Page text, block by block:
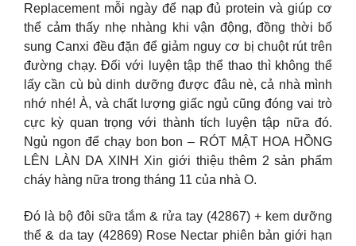
Replacement mỗi ngày để nạp đủ protein và giúp cơ
thể cảm thấy nhẹ nhàng khi vận động, đồng thời bổ
sung Canxi đều đặn để giảm nguy cơ bị chuột rút trên
đường chạy. Đối với luyện tập thể thao thì không thể
lấy cần cù bù dinh dưỡng được đâu nè, cả nhà mình
nhớ nhé! À, và chất lượng giấc ngủ cũng đóng vai trò
cực kỳ quan trọng với thành tích luyện tập nữa đó.
Ngủ ngon để chạy bon bon – RÓT MẬT HOA HỒNG
LÊN LÀN DA XINH Xin giới thiệu thêm 2 sản phẩm
cháy hàng nữa trong tháng 11 của nhà O.
Đó là bộ đôi sữa tắm & rửa tay (42867) + kem dưỡng
thể & da tay (42869) Rose Nectar phiên bản giới hạn